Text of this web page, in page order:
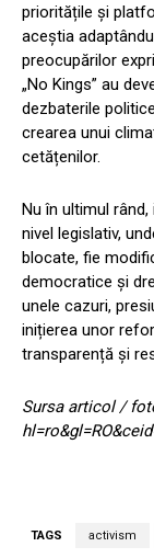
prioritățile și
aceștia
preocupărilor
„No Kings” au
dezbaterile
crearea unui
cetățenilor.
Nu în ultimul
nivel legislativ,
blocate, fie
democratice și
unele cazuri,
inițierea unor
transparență și
Sursa articol /
TAGS activism